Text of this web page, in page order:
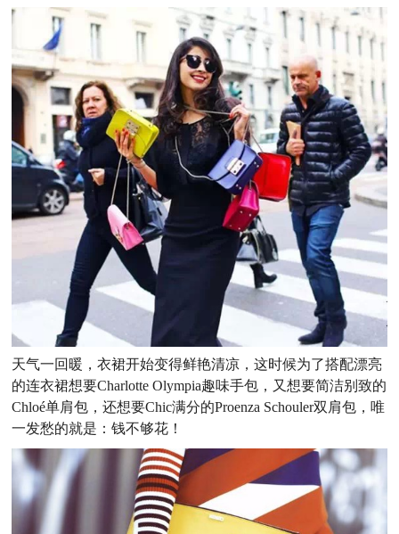
天气一回暖，衣裙开始变得鲜艳清凉，这时候为了搭配漂亮
的连衣裙想要Charlotte Olympia趣味手包，又想要简洁别致的
Chloé单肩包，还想要Chic满分的Proenza Schouler双肩包，唯
一发愁的就是：钱不够花！